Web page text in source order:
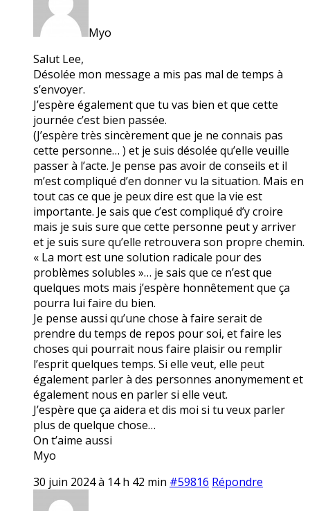
Myo
Salut Lee,
Désolée mon message a mis pas mal de temps à
s’envoyer.
J’espère également que tu vas bien et que cette
journée c’est bien passée.
(J’espère très sincèrement que je ne connais pas
cette personne… ) et je suis désolée qu’elle veuille
passer à l’acte. Je pense pas avoir de conseils et il
m’est compliqué d’en donner vu la situation. Mais en
tout cas ce que je peux dire est que la vie est
importante. Je sais que c’est compliqué d’y croire
mais je suis sure que cette personne peut y arriver
et je suis sure qu’elle retrouvera son propre chemin.
« La mort est une solution radicale pour des
problèmes solubles »… je sais que ce n’est que
quelques mots mais j’espère honnêtement que ça
pourra lui faire du bien.
Je pense aussi qu’une chose à faire serait de
prendre du temps de repos pour soi, et faire les
choses qui pourrait nous faire plaisir ou remplir
l’esprit quelques temps. Si elle veut, elle peut
également parler à des personnes anonymement et
également nous en parler si elle veut.
J’espère que ça aidera et dis moi si tu veux parler
plus de quelque chose…
On t’aime aussi
Myo
30 juin 2024 à 14 h 42 min #59816 Répondre